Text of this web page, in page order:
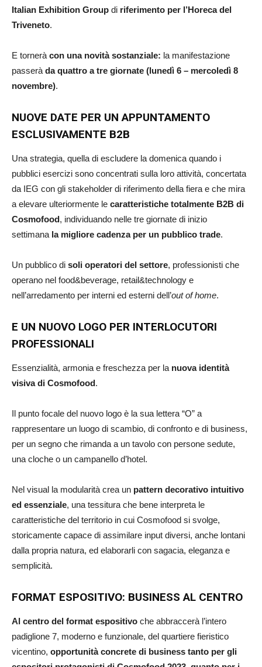
Italian Exhibition Group di riferimento per l’Horeca del
Triveneto.
E tornerà con una novità sostanziale: la manifestazione
passerà da quattro a tre giornate (lunedì 6 – mercoledì 8
novembre).
NUOVE DATE PER UN APPUNTAMENTO
ESCLUSIVAMENTE B2B
Una strategia, quella di escludere la domenica quando i
pubblici esercizi sono concentrati sulla loro attività, concertata
da IEG con gli stakeholder di riferimento della fiera e che mira
a elevare ulteriormente le caratteristiche totalmente B2B di
Cosmofood, individuando nelle tre giornate di inizio
settimana la migliore cadenza per un pubblico trade.
Un pubblico di soli operatori del settore, professionisti che
operano nel food&beverage, retail&technology e
nell’arredamento per interni ed esterni dell’out of home.
E UN NUOVO LOGO PER INTERLOCUTORI
PROFESSIONALI
Essenzialità, armonia e freschezza per la nuova identità
visiva di Cosmofood.
Il punto focale del nuovo logo è la sua lettera “O” a
rappresentare un luogo di scambio, di confronto e di business,
per un segno che rimanda a un tavolo con persone sedute,
una cloche o un campanello d’hotel.
Nel visual la modularità crea un pattern decorativo intuitivo
ed essenziale, una tessitura che bene interpreta le
caratteristiche del territorio in cui Cosmofood si svolge,
storicamente capace di assimilare input diversi, anche lontani
dalla propria natura, ed elaborarli con sagacia, eleganza e
semplicità.
FORMAT ESPOSITIVO: BUSINESS AL CENTRO
Al centro del format espositivo che abbraccerà l’intero
padiglione 7, moderno e funzionale, del quartiere fieristico
vicentino, opportunità concrete di business tanto per gli